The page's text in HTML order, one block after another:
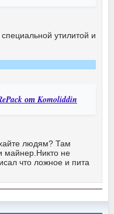
утилитой и
от Komoliddin
людям? Там
майнер.Никто не
что ложное и пита